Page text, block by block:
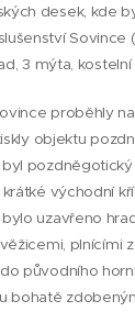
desek, kde
Sovince
3 mýta,
proběhly
objektu
pozdněgotický
východní
uzavřeno
plnícími
původního
bohatě